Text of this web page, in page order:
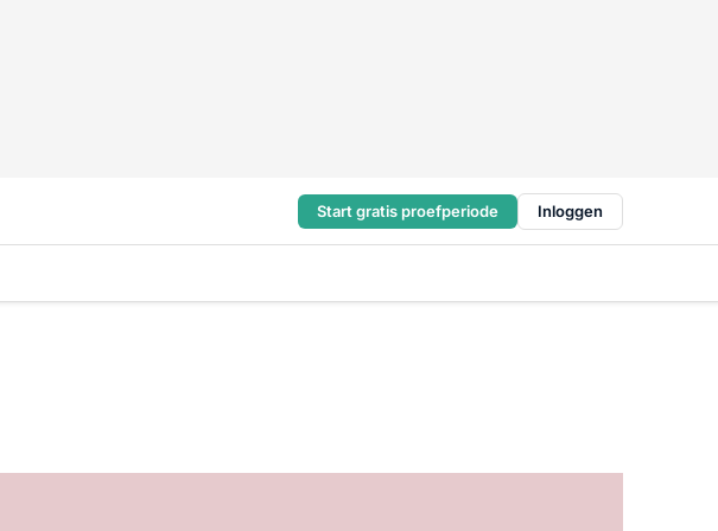
Start gratis proefperiode Inloggen